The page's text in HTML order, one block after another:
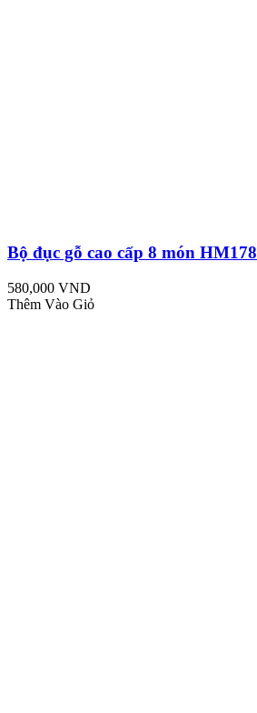
Bộ đục gỗ cao cấp 8 món HM178
580,000 VND
Thêm Vào Giỏ